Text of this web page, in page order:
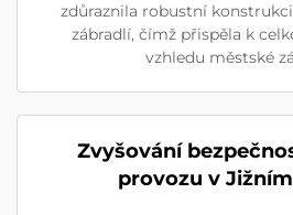
zdůraznila robustní
zábradlí, čímž přispěla k
vzhledu městské
Zvyšování
provozu v